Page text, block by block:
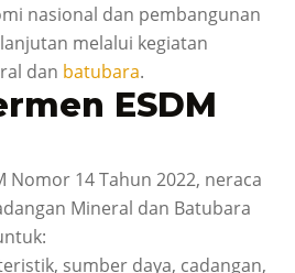
nasional dan pembangunan
melalui kegiatan
dan batubara.
ESDM
Nomor 14 Tahun 2022, neraca
Mineral dan Batubara
sumber daya, cadangan,